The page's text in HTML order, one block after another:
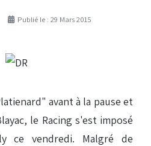
Publié le : 29 Mars 2015
avant à la pause et
le Racing s'est imposé
ce vendredi. Malgré de